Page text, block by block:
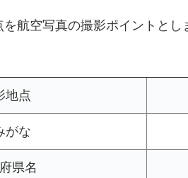
航空写真の撮影ポイントと
地点
がな
県名